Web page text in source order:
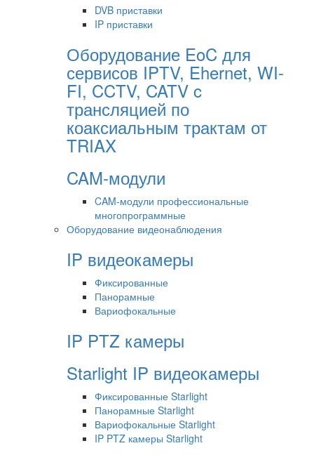
DVB приставки
IP приставки
Оборудование EoC для
сервисов IPTV, Ehernet, WI-
FI, CCTV, CATV c
трансляцией по
коаксиальным трактам от
TRIAX
CAM-модули
CAM-модули профессиональные
многопрограммные
Оборудование видеонаблюдения
IP видеокамеры
Фиксированные
Панорамные
Вариофокальные
IP PTZ камеры
Starlight IP видеокамеры
Фиксированные Starlight
Панорамные Starlight
Вариофокальные Starlight
IP PTZ камеры Starlight